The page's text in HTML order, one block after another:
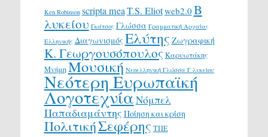
Ken Robinson scripta meaT.S. Eliotweb2.0 Β
λυκείου Γκάτσος Γλώσσα Γραμματική Αρχαίας
Ελληνικής ΔιαγωνισμόςΕλύτης Ζωγραφική
Κ. Γεωργουσόπουλος Καρυωτάκης
ΜνήμηΜουσική Νεοελληνική Γλώσσα Γ λυκείου
Νεότερη Ευρωπαϊκή
ΛογοτεχνίαΝόμπελ
Παπαδιαμάντης Ποίηση και κρίση
ΠολιτικήΣεφέρης ΤΠΕ